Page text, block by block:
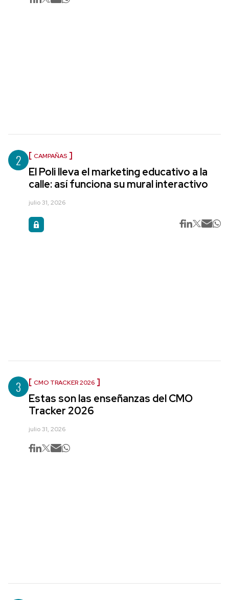
2 CAMPAÑAS
El Poli lleva el marketing educativo a la
calle: así funciona su mural interactivo
julio 31, 2026
3 CMO TRACKER 2026
Estas son las enseñanzas del CMO
Tracker 2026
julio 31, 2026